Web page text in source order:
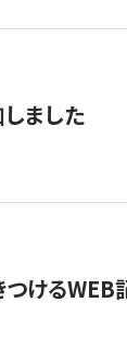
ました
けるWEB